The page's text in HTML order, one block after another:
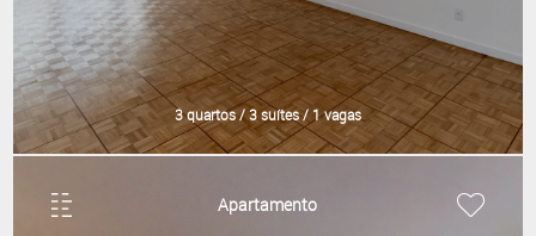
3 quartos / 3 suítes / 1 vagas
Apartamento